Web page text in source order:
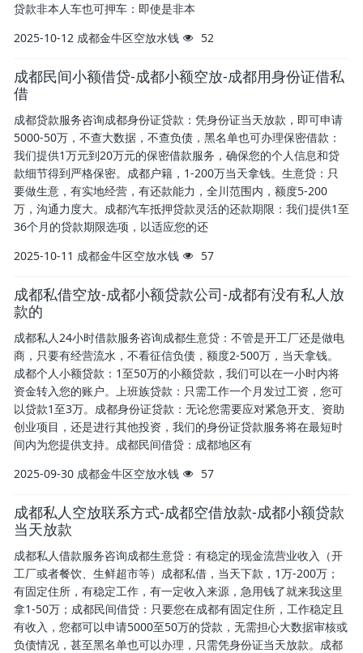
贷款非本人车也可押车：即使是非本
2025-10-12 成都金牛区空放水钱 52
成都民间小额借贷-成都小额空放-成都用身份证借私
借
成都贷款服务咨询成都身份证贷款：凭身份证当天放款，即可申请
5000-50万，不查大数据，不查负债，黑名单也可办理保密借款：
我们提供1万元到20万元的保密借款服务，确保您的个人信息和贷
款细节得到严格保密。成都户籍，1-200万当天拿钱。生意贷：只
要做生意，有实地经营，有还款能力，全川范围内，额度5-200
万，沟通力度大。成都汽车抵押贷款灵活的还款期限：我们提供1至
36个月的贷款期限选项，以适应您的还
2025-10-11 成都金牛区空放水钱 57
成都私借空放-成都小额贷款公司-成都有没有私人放
款的
成都私人24小时借款服务咨询成都生意贷：不管是开工厂还是做电
商，只要有经营流水，不看征信负债，额度2-500万，当天拿钱。
成都个人小额贷款：1至50万的小额贷款，我们可以在一小时内将
资金转入您的账户。上班族贷款：只需工作一个月发过工资，您可
以贷款1至3万。成都身份证贷款：无论您需要应对紧急开支、资助
创业项目，还是进行其他投资，我们的身份证贷款服务将在最短时
间内为您提供支持。成都民间借贷：成都地区有
2025-09-30 成都金牛区空放水钱 57
成都私人空放联系方式-成都空借放款-成都小额贷款
当天放款
成都私人借款服务咨询成都生意贷：有稳定的现金流营业收入（开
工厂或者餐饮、生鲜超市等）成都私借，当天下款，1万-200万；
有固定住所，有稳定工作，有一定收入来源，急用钱了就来我这里
拿1-50万；成都民间借贷：只要您在成都有固定住所，工作稳定且
有收入，您都可以申请5000至50万的贷款，无需担心大数据审核或
负债情况，甚至黑名单也可以办理，只需凭身份证当天放款。成都